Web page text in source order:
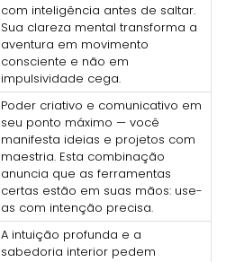
com inteligência antes de saltar.
Sua clareza mental transforma a
aventura em movimento
consciente e não em
impulsividade cega.
Poder criativo e comunicativo em
seu ponto máximo — você
manifesta ideias e projetos com
maestria. Esta combinação
anuncia que as ferramentas
certas estão em suas mãos: use-
as com intenção precisa.
A intuição profunda e a
sabedoria interior pedem